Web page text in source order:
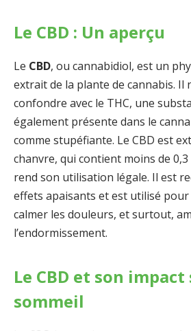
Le CBD : Un aperçu
Le CBD, ou cannabidiol, est un
extrait de la plante de cannabis. Il
confondre avec le THC, une
également présente dans le
comme stupéfiante. Le CBD est
chanvre, qui contient moins de 0,3
rend son utilisation légale. Il est
effets apaisants et est utilisé pour
calmer les douleurs, et surtout,
l’endormissement.
Le CBD et son
sommeil